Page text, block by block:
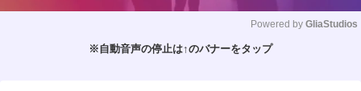
Powered by GliaStudios
※自動音声の停止は↑のバナーをタップ